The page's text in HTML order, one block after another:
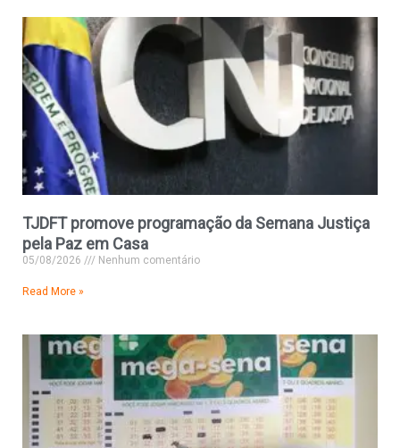
TJDFT promove programação da Semana Justiça
pela Paz em Casa
05/08/2026 Nenhum comentário
Read More »